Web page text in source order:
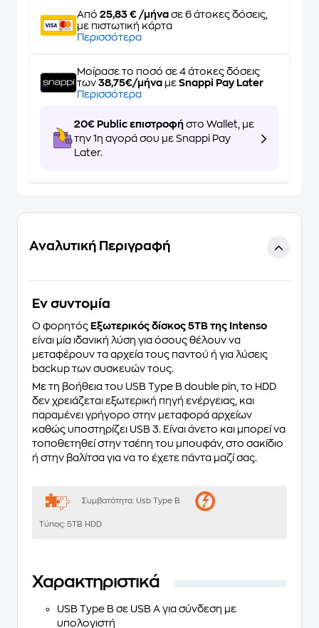
Από 25,83 € /μήνα σε 6 άτοκες δόσεις,
με πιστωτική κάρτα
Περισσότερα
Μοίρασε το ποσό σε 4 άτοκες δόσεις
των 38,75€/μήνα με Snappi Pay Later
Περισσότερα
20€ Public επιστροφή στο Wallet, με
την 1η αγορά σου με Snappi Pay
Later.
Αναλυτική Περιγραφή
Eν συντομία
Ο φορητός Εξωτερικός δίσκος 5TB της Intenso
είναι μία ιδανική λύση για όσους θέλουν να
μεταφέρουν τα αρχεία τους παντού ή για λύσεις
backup των συσκευών τους.
Με τη βοήθεια του USB Type Β double pin, το HDD
δεν χρειάζεται εξωτερική πηγή ενέργειας, και
παραμένει γρήγορο στην μεταφορά αρχείων
καθώς υποστηρίζει USB 3. Είναι άνετο και μπορεί να
τοποθετηθεί στην τσέπη του μπουφάν, στο σακίδιο
ή στην βαλίτσα για να το έχετε πάντα μαζί σας.
Συμβατότητα: Usb Type Β
Τύπος: 5TB HDD
Χαρακτηριστικά
USB Type B σε USB A για σύνδεση με
υπολογιστή